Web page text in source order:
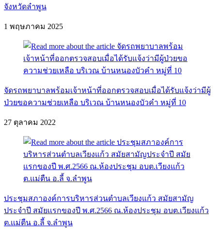
จังหวัดลำพูน
1 พฤษภาคม 2025
จัดรถพยาบาลพร้อมเจ้าหน้าที่ออกตรวจสอบเมื่อได้รับแจ้งว่ามีผู้
ป่วยขอความช่วยเหลือ บริเวณ บ้านหนองบัวคำ หมู่ที่ 10
27 ตุลาคม 2022
ประชุมสภาองค์การบริหารส่วนตำบลเวียงแก้ว สมัยสามัญ
ประจำปี สมัยเเรกของปี พ.ศ.2566 ณ.ห้องประชุม อบต.เวียงแก้ว
ต.เเม่ตืน อ.ลี้ จ.ลำพูน